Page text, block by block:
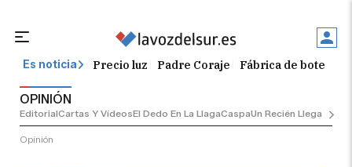
Es noticia Precio luz Padre Coraje Fábrica de botellas
OPINIÓN
EditorialCartas Y VídeosEl Dedo En La LlagaCaspaUn Recién Llegado
Opinión